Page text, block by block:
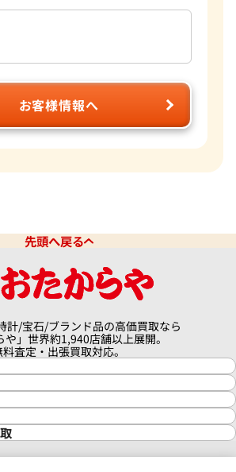
お客様情報へ
先頭へ戻る
計/宝石/ブランド品の高価買取なら
や」世界約1,940店舗以上展開。
査定・出張買取対応。
報
考価格一覧
取
ナー買取